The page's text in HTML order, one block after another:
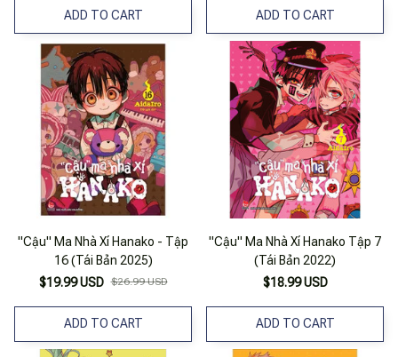
ADD TO CART ADD TO CART
"Cậu" Ma Nhà Xí Hanako - Tập
16 (Tái Bản 2025)
$19.99 USD $26.99 USD
ADD TO CART
"Cậu" Ma Nhà Xí Hanako Tập 7
(Tái Bản 2022)
$18.99 USD
ADD TO CART